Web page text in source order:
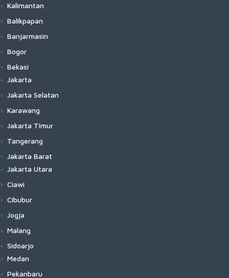
Kalimantan
Balikpapan
Banjarmasin
Bogor
Bekasi
Jakarta
Jakarta Selatan
Karawang
Jakarta Timur
Tangerang
Jakarta Barat
Jakarta Utara
Ciawi
Cibubur
Jogja
Malang
Sidoarjo
Medan
Pekanbaru